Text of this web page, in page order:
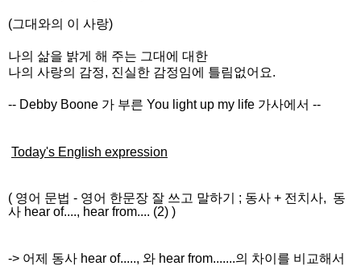
(그대와의 이 사랑)
나의 삶을 밝게 해 주는 그대에 대한
나의 사랑의 감정, 진실한 감정임에 틀림없어요.
-- Debby Boone 가 부른 You light up my life 가사에서 --
Today's English expression
( 영어 문법 - 영어 한문장 잘 쓰고 말하기 ; 동사 + 전치사, 동
사 hear of...., hear from.... (2) )
-> 어제 동사 hear of....., 와 hear from.......의 차이를 비교해서